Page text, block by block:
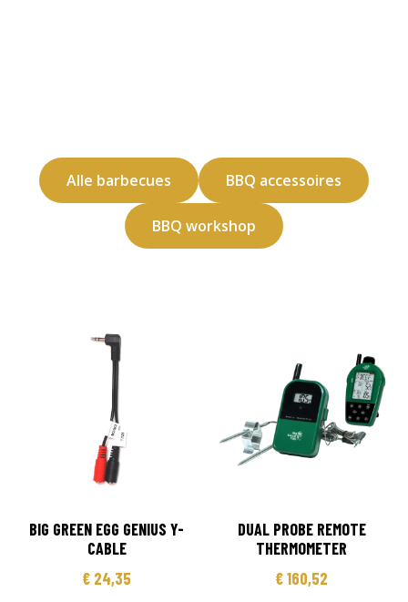
Alle barbecues BBQ accessoires
BBQ workshop
BIG GREEN EGG GENIUS Y-
CABLE
€ 24,35
DUAL PROBE REMOTE
THERMOMETER
€160,52